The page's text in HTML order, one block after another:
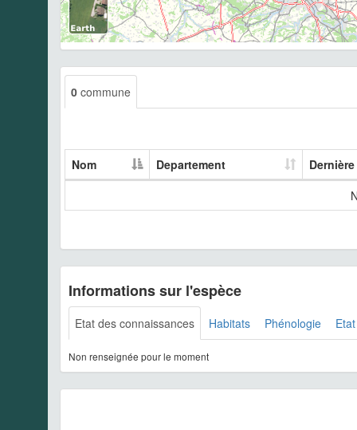
0 commune
Nom Departement
Informations sur l'espèce
Etat des connaissances Habitats Phénologie
Non renseignée pour le moment